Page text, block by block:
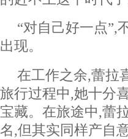
“对自己好一点”,
出现。
在工作之余,蕾拉
旅行过程中,她十分
宝藏。在旅途中,蕾
名,但其实同样产自